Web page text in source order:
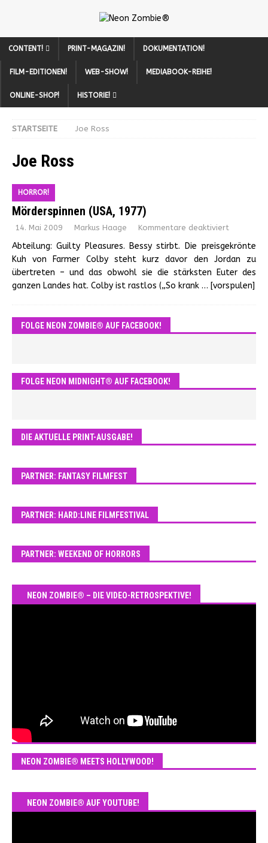
CONTENT! PRINT-MAGAZIN! DOKUMENTATION!
FILM-EDITIONEN! WEB-SHOW! MEDIABOOK-REIHE!
ONLINE-SHOP! HISTORIE!
STARTSEITE Joe Ross
Joe Ross
HORROR!
Mörderspinnen (USA, 1977)
14. Mai 2009 Markus Haage Kommentare deaktiviert
Abteilung: Guilty Pleasures. Bessy stirbt. Die preisgekrönte
Kuh von Farmer Colby steht kurz davor den Jordan zu
übertreten – und das obwohl sie die stärksten Euter des
ganzen Landes hat. Colby ist rastlos („So krank … [vorspulen]
FOLGE NEON ZOMBIE® AUF FACEBOOK!
FOLGE NEON MIDNIGHT® AUF FACEBOOK!
DIE AKTUELLE PRINT-AUSGABE!
PARTNER: FANTASY FILMFEST
PARTNER: HARD:LINE FILMFESTIVAL
PARTNER: WEEKEND OF HORRORS
NEON ZOMBIE® – DIE VIDEO-RETROSPEKTIVE!
NEON ZOMBIE® MEETS HOLLYWOOD!
NEON ZOMBIE® AUF YOUTUBE!